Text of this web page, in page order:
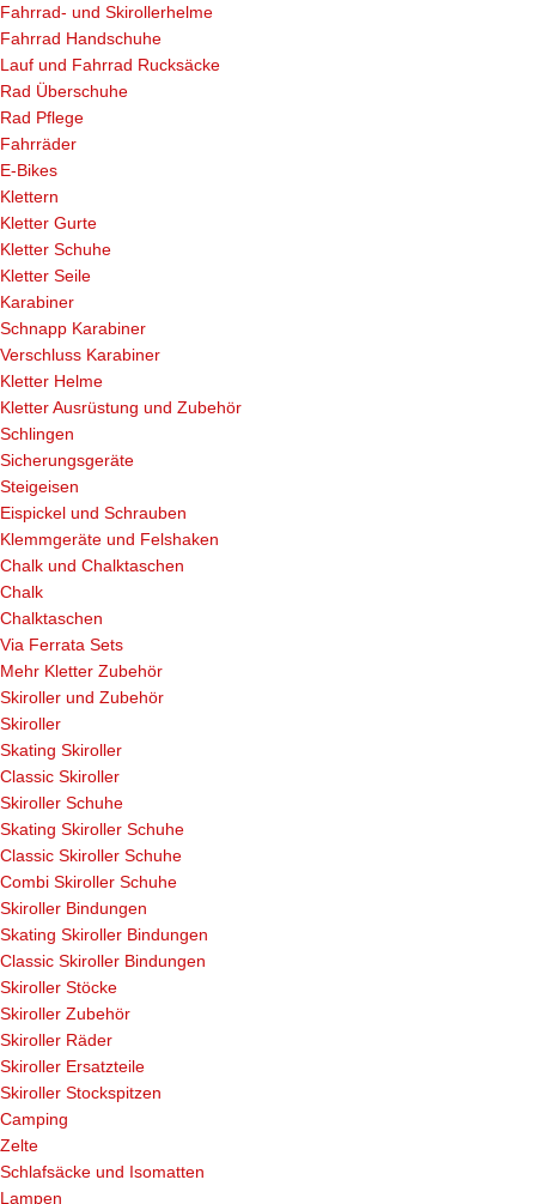
Fahrrad- und Skirollerhelme
Fahrrad Handschuhe
Lauf und Fahrrad Rucksäcke
Rad Überschuhe
Rad Pflege
Fahrräder
E-Bikes
Klettern
Kletter Gurte
Kletter Schuhe
Kletter Seile
Karabiner
Schnapp Karabiner
Verschluss Karabiner
Kletter Helme
Kletter Ausrüstung und Zubehör
Schlingen
Sicherungsgeräte
Steigeisen
Eispickel und Schrauben
Klemmgeräte und Felshaken
Chalk und Chalktaschen
Chalk
Chalktaschen
Via Ferrata Sets
Mehr Kletter Zubehör
Skiroller und Zubehör
Skiroller
Skating Skiroller
Classic Skiroller
Skiroller Schuhe
Skating Skiroller Schuhe
Classic Skiroller Schuhe
Combi Skiroller Schuhe
Skiroller Bindungen
Skating Skiroller Bindungen
Classic Skiroller Bindungen
Skiroller Stöcke
Skiroller Zubehör
Skiroller Räder
Skiroller Ersatzteile
Skiroller Stockspitzen
Camping
Zelte
Schlafsäcke und Isomatten
Lampen